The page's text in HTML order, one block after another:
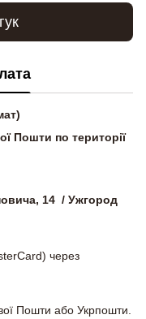
Пошти по території
14 / Ужгород
через
Пошти або Укрпошти.